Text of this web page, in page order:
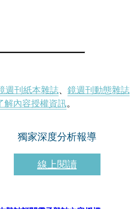
週刊紙本雜誌、 鏡週刊動態雜誌
解內容授權資訊。
獨家深度分析報導
線上閱讀